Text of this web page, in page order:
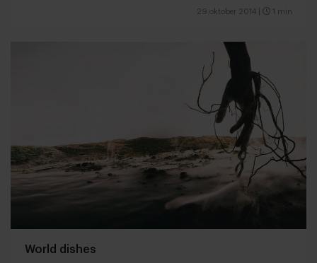
29 oktober 2014 1 min
World dishes